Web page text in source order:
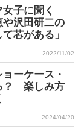
女子に聞く
沢田研二の
芯がある」
2022/11/02
ーケース・
？ 楽しみ方
2024/04/20